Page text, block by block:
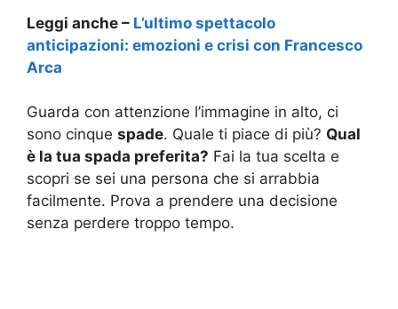
Leggi anche – L’ultimo spettacolo
anticipazioni: emozioni e crisi con Francesco
Arca
Guarda con attenzione l’immagine in alto, ci
sono cinque spade. Quale ti piace di più? Qual
è la tua spada preferita? Fai la tua scelta e
scopri se sei una persona che si arrabbia
facilmente. Prova a prendere una decisione
senza perdere troppo tempo.